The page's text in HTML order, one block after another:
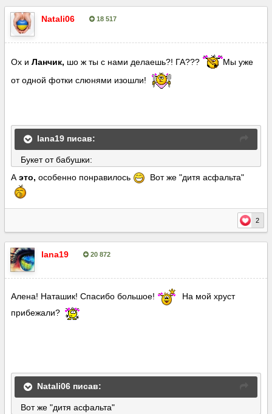
Natali06 18 517
Ох и Ланчик, шо ж ты с нами делаешь?! ГА???
Мы уже
от одной фотки слюнями изошли!
lana19 писав:
Букет от бабушки:
А это, особенно понравилось Вот же "дитя асфальта"
2
lana19 20 872
Алена! Наташик! Спасибо большое!
На мой хруст
прибежали?
Natali06 писав:
Вот же "дитя асфальта"